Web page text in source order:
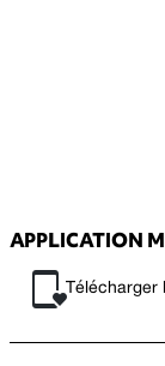
APPLICATION
Télécharger